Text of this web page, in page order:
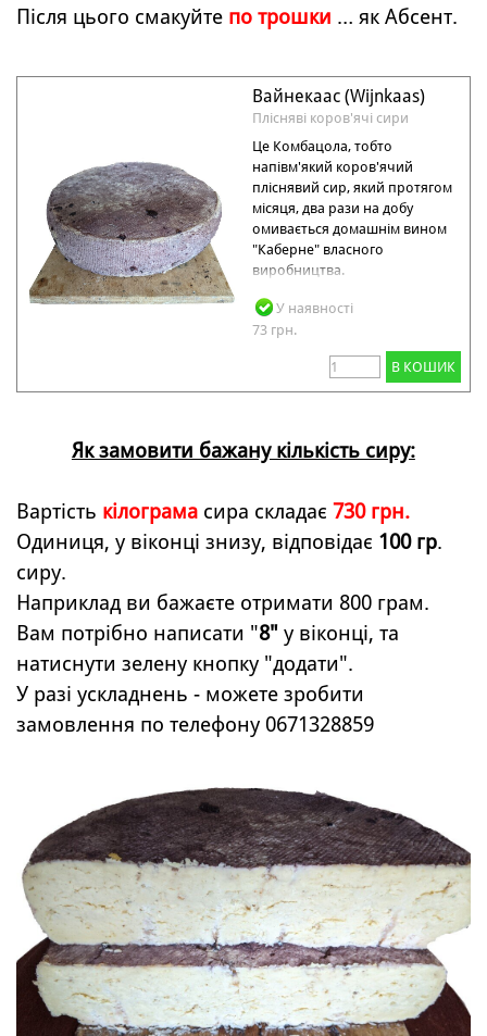
Після цього смакуйте по трошки … як Абсент.
Вайнекаас (Wijnkaas)
Плісняві коров'ячі сири
Це Комбацола, тобто
напівм'який коров'ячий
пліснявий сир, який протягом
місяця, два рази на добу
омивається домашнім вином
"Каберне" власного
виробництва.
У наявності
73 грн.
В КОШИК
Як замовити бажану кількість сиру:
Вартість кілограма сира складає 730 грн.
Одиниця, у віконці знизу, відповідає 100 гр.
сиру.
Наприклад ви бажаєте отримати 800 грам.
Вам потрібно написати "8" у віконці, та
натиснути зелену кнопку "додати".
У разі ускладнень - можете зробити
замовлення по телефону 0671328859